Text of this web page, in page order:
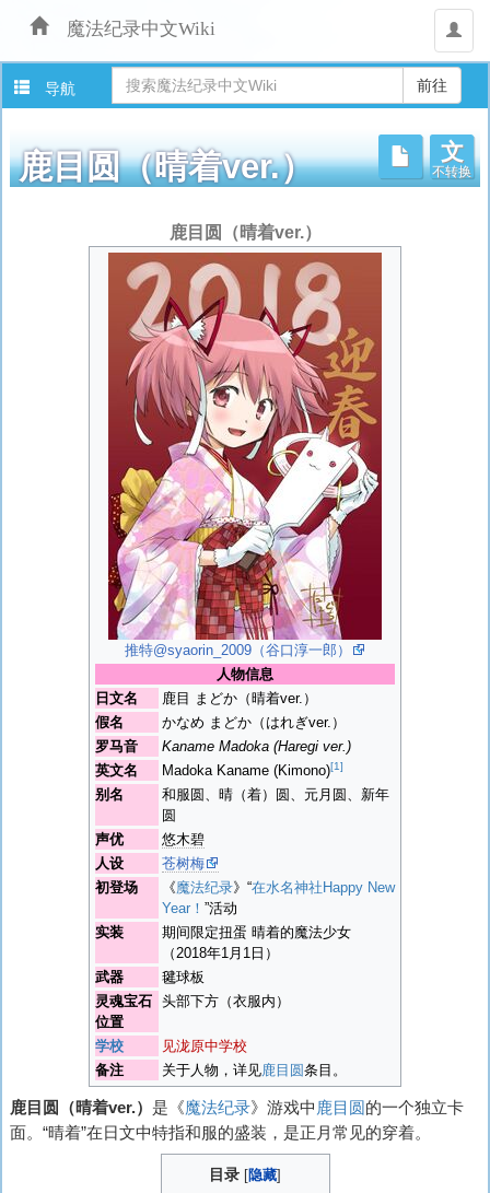
魔法纪录中文Wiki
用
户
导航
鹿目圆（晴着ver.）
文
不转换
鹿目圆（晴着ver.）
推特@syaorin_2009（谷口淳一郎）
人物信息
日文名
鹿目 まどか（晴着ver.）
假名
かなめ まどか（はれぎver.）
罗马音
Kaname Madoka (Haregi ver.)
英文名
Madoka Kaname (Kimono)[1]
别名
和服圆、晴（着）圆、元月圆、新年
圆
声优
悠木碧
人设
苍树梅
初登场
《魔法纪录》“在水名神社Happy New
Year！ ”活动
实装
期间限定扭蛋 晴着的魔法少女
（2018年1月1日）
武器
毽球板
灵魂宝石
位置
头部下方（衣服内）
学校
见泷原中学校
备注
关于人物，详见鹿目圆条目。
鹿目圆（晴着ver.） 是《魔法纪录》游戏中 鹿目圆的一个独立卡
面。“晴着”在日文中特指和服的盛装，是正月常见的穿着。
目录